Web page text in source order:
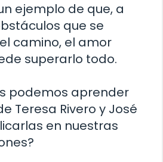
ejemplo de que, a
que se
camino, el amor
superarlo todo.
podemos aprender
Teresa Rivero y José
en nuestras